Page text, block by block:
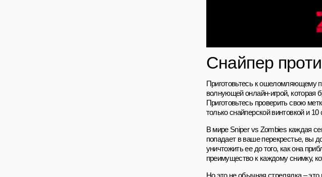
Снайпер
Приготовьтесь к ошеломляющему
волнующей онлайн-игрой, которая
Приготовьтесь проверить свою
только снайперской винтовкой и
В мире Sniper vs Zombies каждая
попадает в ваше перекрестье, вы
уничтожить ее до того, как она
преимущество к каждому снимку,
Но это не обычная стрелялка – это